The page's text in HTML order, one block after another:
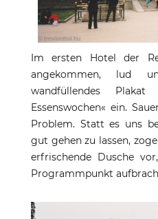
Im ersten Hotel der
angekommen, lud
wandfüllendes
Essenswochen« ein.
Problem. Statt es uns
gut gehen zu lassen,
erfrischende Dusche
Programmpunkt